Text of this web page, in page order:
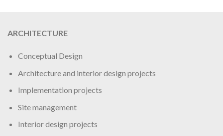
ARCHITECTURE
Conceptual Design
Architecture and interior design projects
Implementation projects
Site management
Interior design projects